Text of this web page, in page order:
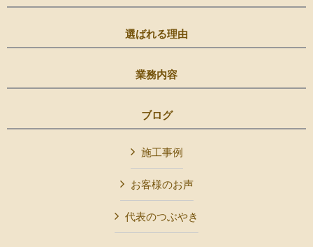
選ばれる理由
業務内容
ブログ
施工事例
お客様のお声
代表のつぶやき